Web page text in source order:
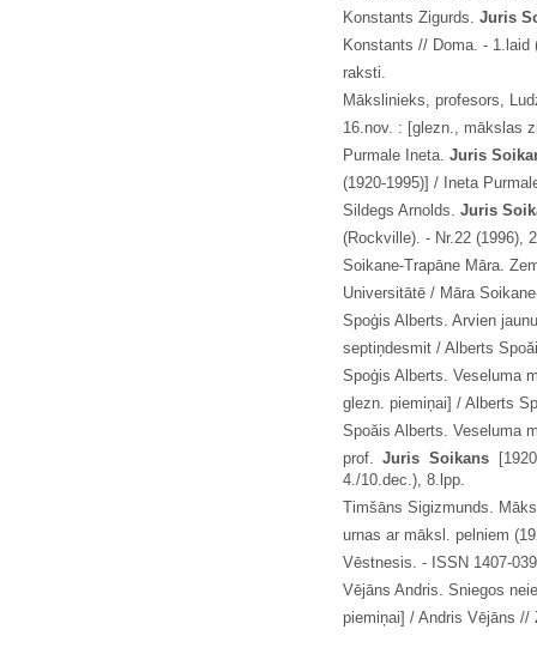
Konstants Zigurds. Juris
Konstants // Doma. -
raksti.
Mākslinieks, profesors,
16.nov. : [glezn., mākslas
Purmale Ineta. Juris
(1920-1995)] / Ineta
Sildegs Arnolds. Juris
(Rockville). - Nr.22 (1996),
Soikane-Trapāne Māra.
Universitātē / Māra
Spoģis Alberts. Arvien
septiņdesmit / Alberts
Spoģis Alberts. Veseluma
glezn. piemiņai] / Alberts
Spoăis Alberts. Veseluma
prof.Juris Soikans
4./10.dec.), 8.lpp.
Timšāns Sigizmunds.
urnas ar māksl. pelniem
Vēstnesis. - ISSN 1407-
Vējāns Andris. Sniegos
piemiņai] / Andris Vējāns //